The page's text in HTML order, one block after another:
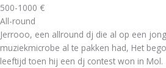
500-1000 €
All-round
Jerrooo, een allround dj die al op een
muziekmicrobe al te pakken had, Het
leeftijd toen hij een dj contest won in Mol.